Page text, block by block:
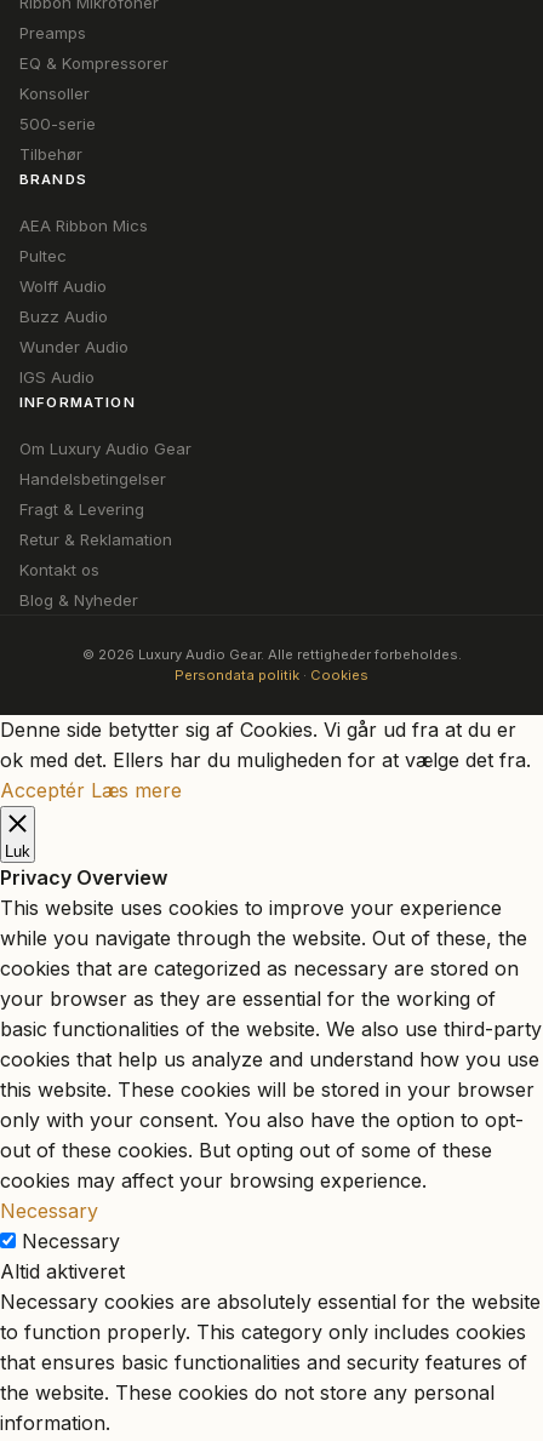
Preamps
EQ & Kompressorer
Konsoller
500-serie
Tilbehør
BRANDS
AEA Ribbon Mics
Pultec
Wolff Audio
Buzz Audio
Wunder Audio
IGS Audio
INFORMATION
Om Luxury Audio Gear
Handelsbetingelser
Fragt & Levering
Retur & Reklamation
Kontakt os
Blog & Nyheder
© 2026 Luxury Audio Gear. Alle rettigheder forbeholdes.
Persondata politik · Cookies
Denne side betytter sig af Cookies. Vi går ud fra at du er
ok med det. Ellers har du muligheden for at vælge det fra.
Acceptér Læs mere
Luk
Privacy Overview
This website uses cookies to improve your experience
while you navigate through the website. Out of these, the
cookies that are categorized as necessary are stored on
your browser as they are essential for the working of
basic functionalities of the website. We also use third-party
cookies that help us analyze and understand how you use
this website. These cookies will be stored in your browser
only with your consent. You also have the option to opt-
out of these cookies. But opting out of some of these
cookies may affect your browsing experience.
Necessary
Necessary
Altid aktiveret
Necessary cookies are absolutely essential for the website
to function properly. This category only includes cookies
that ensures basic functionalities and security features of
the website. These cookies do not store any personal
information.